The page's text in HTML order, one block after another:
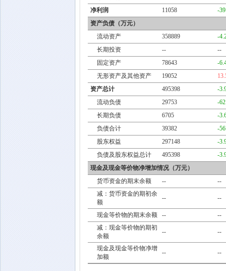
净利润
11058
-
资产负债（万元）
流动资产
358889
-
长期投资
--
--
固定资产
78643
-
无形资产及其他资产
19052
资产总计
495398
-
流动负债
29753
-
长期负债
6705
-
负债合计
39382
-
股东权益
297148
-
负债及股东权益总计
495398
-
现金及现金等价物净增加情况（万元）
货币资金的期末余额
--
--
减：货币资金的期初余
额
-- --
现金等价物的期末余额 --
--
减：现金等价物的期初
余额
-- --
现金及现金等价物净增
加额
-- --